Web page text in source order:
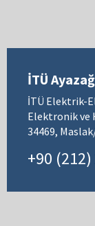
İTÜ
İTÜ Elektrik-
Elektronik ve
34469,
+90